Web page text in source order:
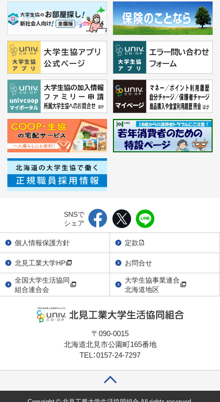
SNSで
シェア
個人情報保護方針
定款
北見工業大学HP
お問合せ
全国大学生活協同
組合連合会
大学生協事業連合
北海道地区
〒090-0015
北海道北見市公園町165番地
TEL：0157-24-7297